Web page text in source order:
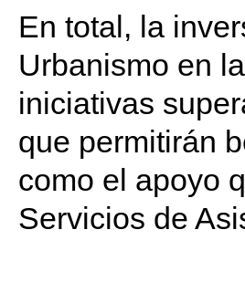
En total, la
Urbanismo en
iniciativas
que permitirán
como el apoyo
Servicios de